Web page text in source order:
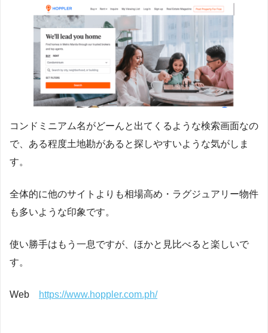
コンドミニアム名がどーんと出てくるような検索画面なの
で、ある程度土地勘があると探しやすいような気がしま
す。
全体的に他のサイトよりも相場高め・ラグジュアリー物件
も多いような印象です。
使い勝手はもう一息ですが、ほかと見比べると楽しいで
す。
Web https://www.hoppler.com.ph/